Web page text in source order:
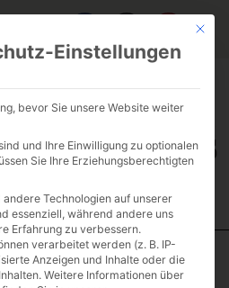
FUHRPARK
unter 13cm ⌀ bis 2,5m Länge
Mit
Einstellungen
bevor Sie unsere Website weiter
und Ihre Einwilligung zu optionalen
Sie Ihre Erziehungsberechtigten
Technologien auf unserer
essenziell, während andere uns
Erfahrung zu verbessern.
verarbeitet werden (z. B. IP-
Anzeigen und Inhalte oder die
Weitere Informationen über